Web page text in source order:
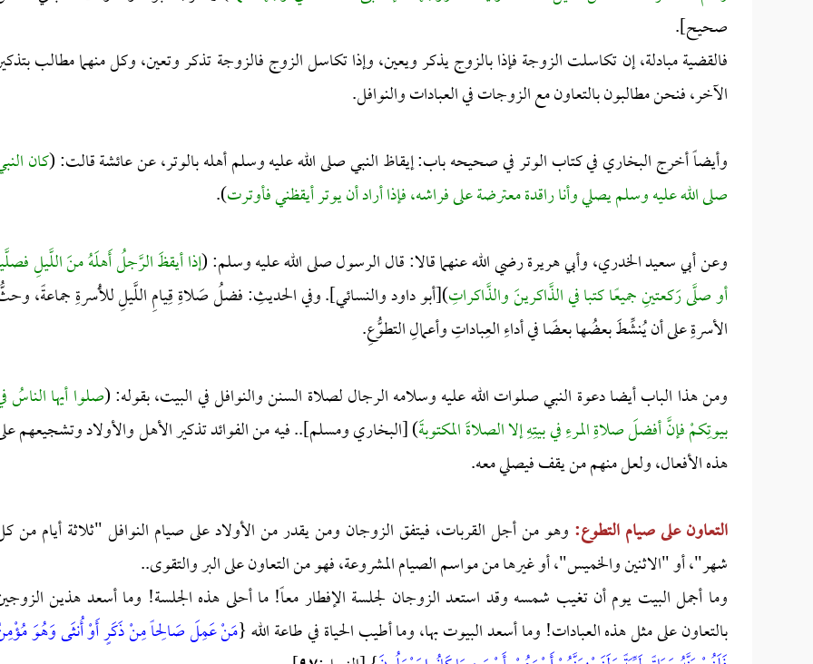
صحيح].
فالقضية مبادلة، إن تكاسلت الزوجة فإذا بالزوج يذكر ويعين، وإذا تكاسل الزوج فالزوجة تذكر وتعين، وكل منهما مطالب
الآخر، فنحن مطالبون بالتعاون مع الزوجات في العبادات والنوافل.
وأيضاً أخرج البخاري في كتاب الوتر في صحيحه باب: إيقاظ النبي صلى الله عليه وسلم أهله بالوتر، عن عائشة قالت: (كان
صلى الله عليه وسلم يصلي وأنا راقدة معترضة على فراشه، فإذا أراد أن يوتر أيقظني فأوترت).
وعن أبي سعيد الخدري، وأبي هريرة رضي الله عنهما قالا: قال الرسول صلى الله عليه وسلم: (إذا أيقظَ الرَّجلُ أَهلَهُ منَ اللَّيلِ
أو صلَّى رَكعتينِ جميعًا كتبا في الذَّاكرينَ والذَّاكراتِ)[أبو داود والنسائي]. وفي الحديثِ: فضلُ صَلاةِ قِيامِ اللَّيلِ للأُسرةِ جماعةً،
الأسرةِ على أن يُنشِّطَ بعضُها بعضًا في أداءِ العِباداتِ وأعمالِ التطوُّعِ.
ومن هذا الباب أيضا دعوة النبي صلوات الله عليه وسلامه الرجال لصلاة السنن والنوافل في البيت، بقوله: (صلوا أيها الناسُ
بيوتِكمْ فإنَّ أفضلَ صلاةِ المرءِ في بيتِهِ إلا الصلاةَ المكتوبةَ) [البخاري ومسلم].. فيه من الفوائد تذكير الأهل والأولاد وتشجيعهم
هذه الأفعال، ولعل منهم من يقف فيصلي معه.
التعاون على صيام التطوع: وهو من أجل القربات، فيتفق الزوجان ومن يقدر من الأولاد على صيام النوافل "ثلاثة أيام من
شهر"، أو "الاثنين والخميس"، أو غيرها من مواسم الصيام المشروعة، فهو من التعاون على البر والتقوى..
وما أجمل البيت يوم أن تغيب شمسه وقد استعد الزوجان لجلسة الإفطار معاً! ما أحلى هذه الجلسة! وما أسعد هذين
بالتعاون على مثل هذه العبادات! وما أسعد البيوت بها، وما أطيب الحياة في طاعة الله {مَنْ عَمِلَ صَالِحاً مِنْ ذَكَرٍ أَوْ أُنثَى وَهُوَ